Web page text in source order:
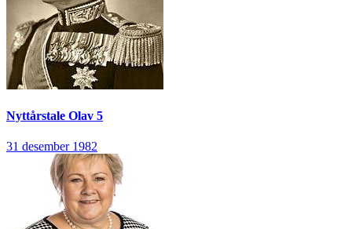
Nyttårstale Olav 5
31 desember 1982